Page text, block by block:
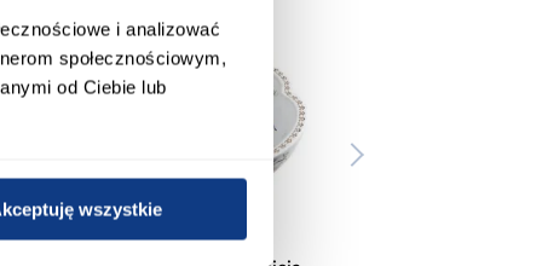
i analizować
społecznościowym,
od Ciebie lub
wszystkie